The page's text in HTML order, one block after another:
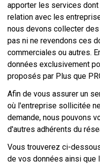
apporter les services
relation avec les
nous devons collecter
pas ni ne revendons ces
commerciales ou autres.
données exclusivement
proposés par Plus que
Afin de vous assurer un
où l'entreprise sollicitée
demande, nous pouvons
d'autres adhérents du
Vous trouverez ci-
de vos données ainsi